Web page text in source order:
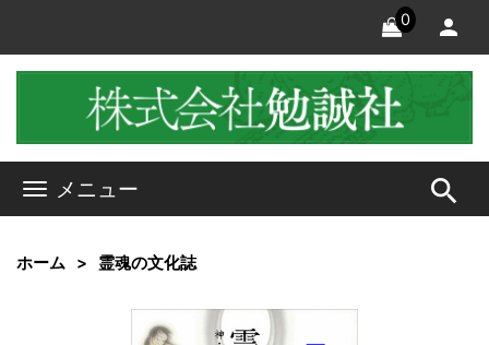
0
メニュー search
ホーム 霊魂の文化誌